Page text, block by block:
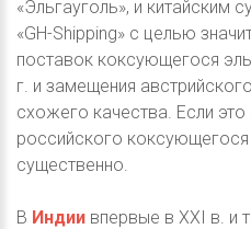
«Эльгауголь», и китайским
«GH-Shipping» с целью
поставок коксующегося
г. и замещения
схожего качества. Если это
российского
существенно.
В Индии впервые в XXI в. и